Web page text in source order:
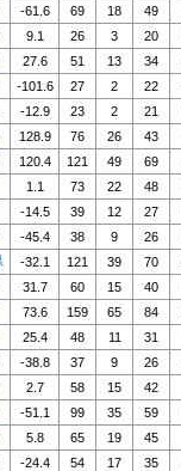
-61.6 69 18 49
9.1 26 3 20
27.6 51 13 34
-101.6 27 2 22
-12.9 23 2 21
128.9 76 26 43
120.4 121 49 69
1.1 73 22 48
-14.5 39 12 27
-45.4 38 9 26
-32.1 121 39 70
31.7 60 15 40
73.6 159 65 84
25.4 48 11 31
-38.8 37 9 26
2.7 58 15 42
-51.1 99 35 59
5.8 65 19 45
-24.4 54 17 35